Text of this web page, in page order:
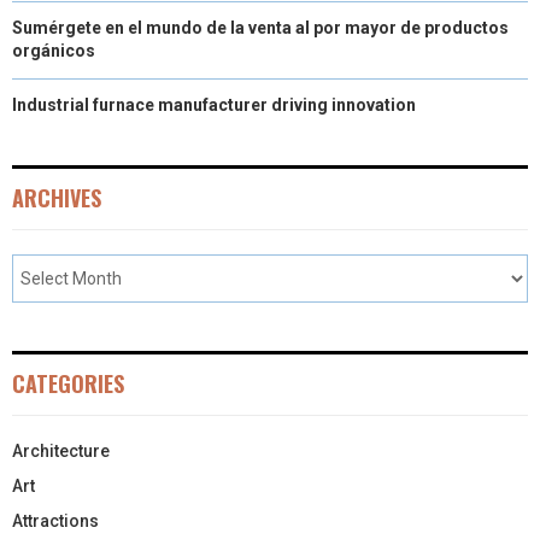
Sumérgete en el mundo de la venta al por mayor de productos
orgánicos
Industrial furnace manufacturer driving innovation
ARCHIVES
CATEGORIES
Architecture
Art
Attractions